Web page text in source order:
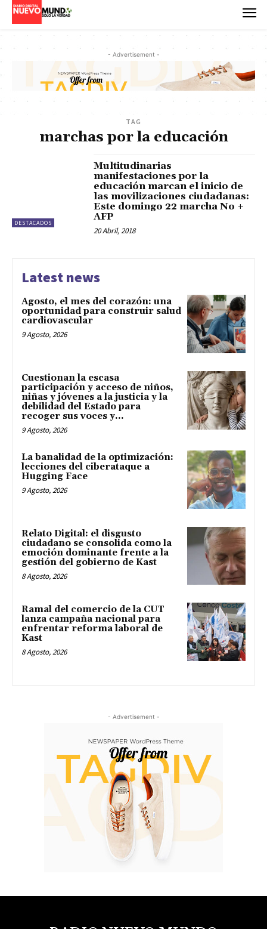
- Advertisement -
TAG
marchas por la educación
DESTACADOS
Multitudinarias
manifestaciones por la
educación marcan el inicio de
las movilizaciones ciudadanas:
Este domingo 22 marcha No +
AFP
20 Abril, 2018
Latest news
Agosto, el mes del corazón: una
oportunidad para construir salud
cardiovascular
9 Agosto, 2026
Cuestionan la escasa
participación y acceso de niños,
niñas y jóvenes a la justicia y la
debilidad del Estado para
recoger sus voces y...
9 Agosto, 2026
La banalidad de la optimización:
lecciones del ciberataque a
Hugging Face
9 Agosto, 2026
Relato Digital: el disgusto
ciudadano se consolida como la
emoción dominante frente a la
gestión del gobierno de Kast
8 Agosto, 2026
Ramal del comercio de la CUT
lanza campaña nacional para
enfrentar reforma laboral de
Kast
8 Agosto, 2026
- Advertisement -